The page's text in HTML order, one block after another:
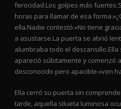
ferocidad.Los golpes más
horas para llamar de esa
ella.Nadie contestó.»No tiene
a asustarse.La puerta se abrió
alumbraba todo el
apareció súbitamente y comenzó
desconocido pero apacible.»ven
Ella cerró su puerta sin
tarde, aquella silueta luminosa